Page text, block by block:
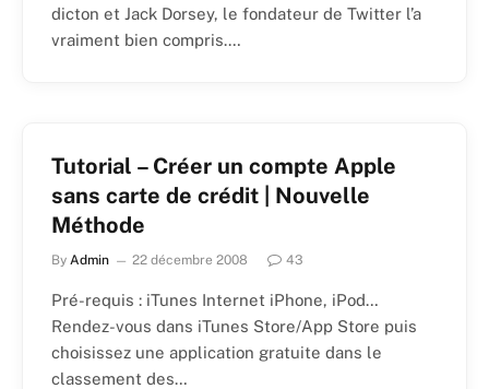
dicton et Jack Dorsey, le fondateur de Twitter l’a
vraiment bien compris.…
Tutorial – Créer un compte Apple
sans carte de crédit | Nouvelle
Méthode
By Admin 22 décembre 2008 43
Pré-requis : iTunes Internet iPhone, iPod…
Rendez-vous dans iTunes Store/App Store puis
choisissez une application gratuite dans le
classement des…